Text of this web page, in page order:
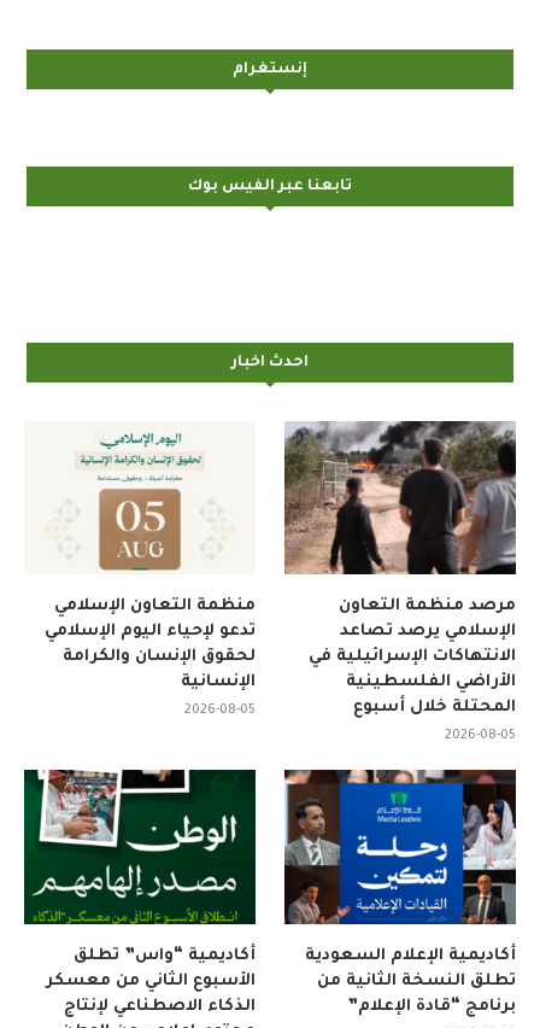
إنستغرام
تابعنا عبر الفيس بوك
احدث اخبار
منظمة التعاون الإسلامي
تدعو لإحياء اليوم الإسلامي
لحقوق الإنسان والكرامة
الإنسانية
2026-08-05
مرصد منظمة التعاون
الإسلامي يرصد تصاعد
الانتهاكات الإسرائيلية في
الأراضي الفلسطينية
المحتلة خلال أسبوع
2026-08-05
أكاديمية “واس” تطلق
الأسبوع الثاني من معسكر
الذكاء الاصطناعي لإنتاج
أكاديمية الإعلام السعودية
تطلق النسخة الثانية من
برنامج “قادة الإعلام”